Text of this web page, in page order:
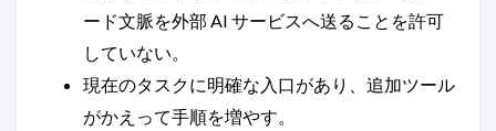
ード文脈を外部 AI サービスへ送ることを許可
していない。
現在のタスクに明確な入口があり、追加ツール
がかえって手順を増やす。